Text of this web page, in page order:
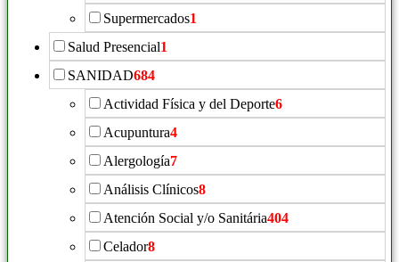
Supermercados1
Salud Presencial1
SANIDAD684
Actividad Física y del Deporte6
Acupuntura4
Alergología7
Análisis Clínicos8
Atención Social y/o Sanitária404
Celador8